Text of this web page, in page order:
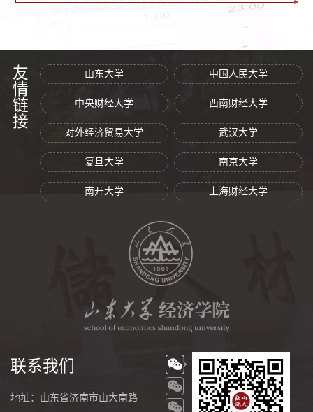
友情链接 山东大学 中国人民大学
中央财经大学 西南财经大学
对外经济贸易大学 武汉大学
复旦大学 南京大学
南开大学 上海财经大学
联系我们
地址：山东省济南市山大南路